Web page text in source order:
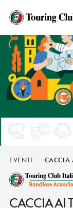
EVENTI CACCIA
CACCIA AI